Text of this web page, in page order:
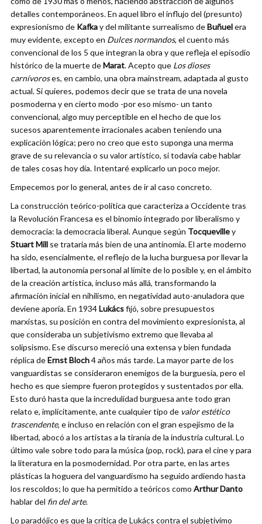
detalles contemporáneos. En aquel libro el influjo del (presunto)
expresionismo de Kafkay del militante surrealismo deBuñuelera
muy evidente, excepto en Dulces normandos, el cuento más
convencional de los 5 que integran la obra y que refleja el episodio
histórico de la muerte deMarat. Acepto que Los dioses
carnívoroses, en cambio, una obra mainstream, adaptada al gusto
actual. Si quieres, podemos decir que se trata de una novela
posmoderna y en cierto modo -por eso mismo- un tanto
convencional, algo muy perceptible en el hecho de que los
sucesos aparentemente irracionales acaben teniendo una
explicación lógica; pero no creo que esto suponga una merma
grave de su relevancia o su valor artístico, si todavía cabe hablar
de tales cosas hoy día. Intentaré explicarlo un poco mejor.
Empecemos por lo general, antes de ir al caso concreto.
La construcción teórico-política que caracteriza a Occidente tras
la Revolución Francesa es el binomio integrado por liberalismo y
democracia: la democracia liberal. Aunque según Tocquevilley
Stuart Mill se trataría más bien de una antinomia. El arte moderno
ha sido, esencialmente, el reflejo de la lucha burguesa por llevar la
libertad, la autonomía personal al límite de lo posible y, en el ámbito
de la creación artística, incluso más allá, transformando la
afirmación inicial en nihilismo, en negatividad auto-anuladora que
deviene aporía. En 1934Lukácsfijó, sobre presupuestos
marxistas, su posición en contra del movimiento expresionista, al
que consideraba un subjetivismo extremo que llevaba al
solipsismo. Ese discurso mereció una extensa y bien fundada
réplica deErnst Bloch4 años más tarde. La mayor parte de los
vanguardistas se consideraron enemigos de la burguesía, pero el
hecho es que siempre fueron protegidos y sustentados por ella.
Esto duró hasta que la incredulidad burguesa ante todo gran
relato e, implícitamente, ante cualquier tipo de valor estético
trascendente, e incluso en relación con el gran espejismo de la
libertad, abocó a los artistas a la tiranía de la industria cultural. Lo
último vale sobre todo para la música (pop, rock), para el cine y para
la literatura en la posmodernidad. Por otra parte, en las artes
plásticas la hoguera del vanguardismo ha seguido ardiendo hasta
los rescoldos; lo que ha permitido a teóricos como Arthur Danto
hablar del fin del arte.
Lo paradójico es que la crítica de Lukács contra el subjetivimo